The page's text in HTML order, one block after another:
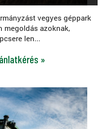
vegyes géppark
megoldás azoknak,
len...
»